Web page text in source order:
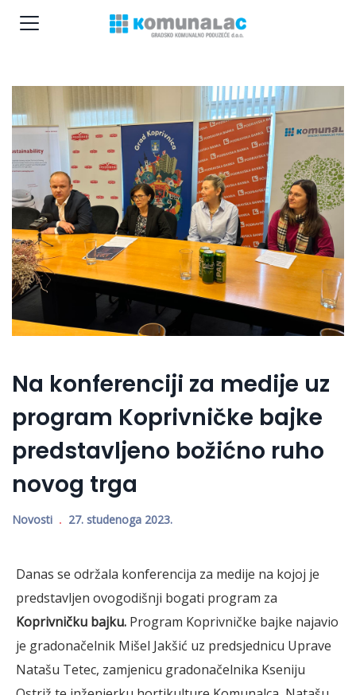
Na konferenciji za medije uz
program Koprivničke bajke
predstavljeno božićno ruho
novog trga
Novosti 27. studenoga 2023.
Danas se održala konferencija za medije na kojoj je
predstavljen ovogodišnji bogati program za
Koprivničku bajku. Program Koprivničke bajke najavio
je gradonačelnik Mišel Jakšić uz predsjednicu Uprave
Natašu Tetec, zamjenicu gradonačelnika Kseniju